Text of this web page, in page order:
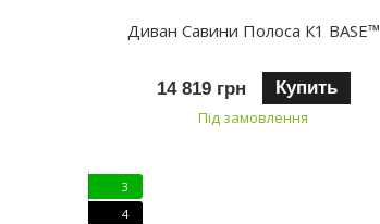
Диван Савини Полоса К1 BASE™
14 819 грн Купить
Під замовлення
3
4